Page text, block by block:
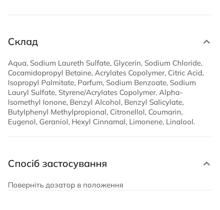
Склад
Aqua, Sodium Laureth Sulfate, Glycerin, Sodium Chloride,
Cocamidopropyl Betaine, Acrylates Copolymer, Citric Acid,
Isopropyl Palmitate, Parfum, Sodium Benzoate, Sodium
Lauryl Sulfate, Styrene/Acrylates Copolymer, Alpha-
Isomethyl Ionone, Benzyl Alcohol, Benzyl Salicylate,
Butylphenyl Methylpropional, Citronellol, Coumarin,
Eugenol, Geraniol, Hexyl Cinnamal, Limonene, Linalool.
Спосіб застосування
Поверніть дозатор в положення